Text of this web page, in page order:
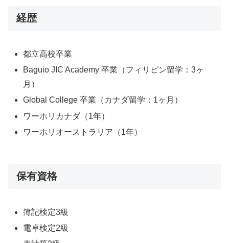
経歴
都立高校卒業
Baguio JIC Academy 卒業（フィリピン留学：3ヶ
月）
Global College 卒業（カナダ留学：1ヶ月）
ワーホリカナダ（1年）
ワーホリオーストラリア（1年）
保有資格
簿記検定3級
電卓検定2級